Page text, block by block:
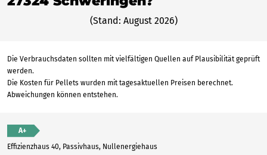
(Stand: August 2026)
Die Verbrauchsdaten sollten mit vielfältigen Quellen auf Plausibilität geprüft
werden.
Die Kosten für Pellets wurden mit tagesaktuellen Preisen berechnet.
Abweichungen können entstehen.
A+
Effizienzhaus 40, Passivhaus, Nullenergiehaus